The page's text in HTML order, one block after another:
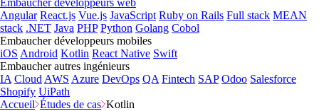
Embaucher développeurs web
Angular React.js Vue.js JavaScript Ruby on Rails Full stack MEAN
stack .NET Java PHP Python Golang Cobol
Embaucher développeurs mobiles
iOS Android Kotlin React Native Swift
Embaucher autres ingénieurs
IA Cloud AWS Azure DevOps QA Fintech SAP Odoo Salesforce
Shopify UiPath
Accueil Études de cas Kotlin